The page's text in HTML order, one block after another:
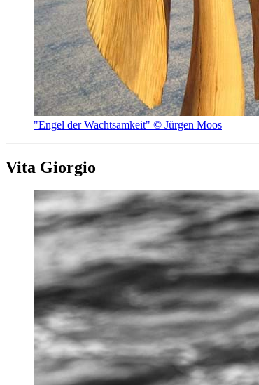
"Engel der Wachtsamkeit" © Jürgen Moos
Vita Giorgio